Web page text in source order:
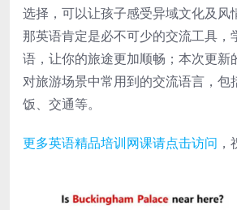
选择，可以让孩子感受异域文化及风
那英语肯定是必不可少的交流工具，
语，让你的旅途更加顺畅；本次更新
对旅游场景中常用到的交流语言，包
饭、交通等。
更多英语精品培训网课请点击访问